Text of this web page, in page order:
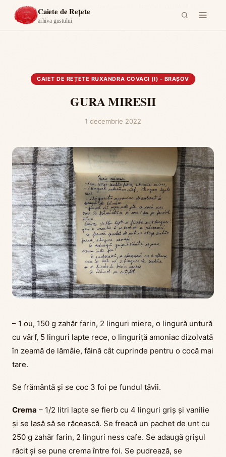
Caiete de Rețete
arhiva gustului
Acasă ›
CAIET DE REȚETE RUXANDRA COVACI (I) - BRAȘOV
GURA MIRESII
1 decembrie 2022
– 1 ou, 150 g zahăr farin, 2 linguri miere, o lingură untură
cu vârf, 5 linguri lapte rece, o linguriță amoniac dizolvată
în zeamă de lămâie, făină cât cuprinde pentru o cocă mai
tare.
Se frământă și se coc 3 foi pe fundul tăvii.
Crema – 1/2 litri lapte se fierb cu 4 linguri griș și vanilie
și se lasă să se răcească. Se freacă un pachet de unt cu
250 g zahăr farin, 2 linguri ness cafe. Se adaugă grișul
răcit și se pune crema între foi. Se pudrează, se